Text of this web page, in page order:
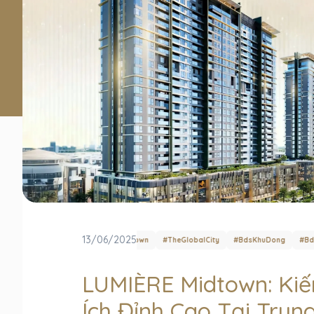
13/06/2025
#LumiereMidtown #TheGlobalCity #BdsKhuDong
LUMIÈRE Midtown: